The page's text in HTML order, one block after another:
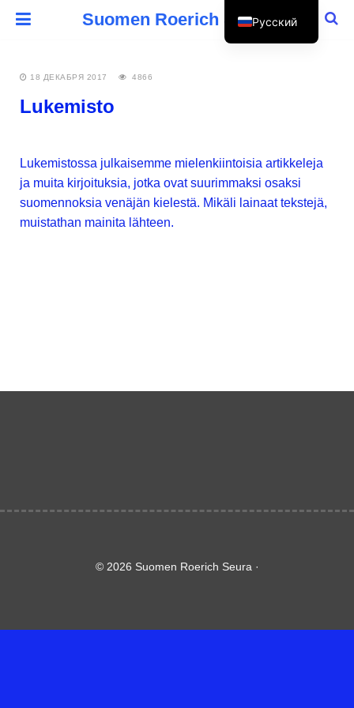
Suomen Roerich Seura
18 ДЕКАБРЯ 2017 4866
Lukemisto
Lukemistossa julkaisemme mielenkiintoisia artikkeleja
ja muita kirjoituksia, jotka ovat suurimmaksi osaksi
suomennoksia venäjän kielestä. Mikäli lainaat tekstejä,
muistathan mainita lähteen.
© 2026 Suomen Roerich Seura ·
Русский
Suomi